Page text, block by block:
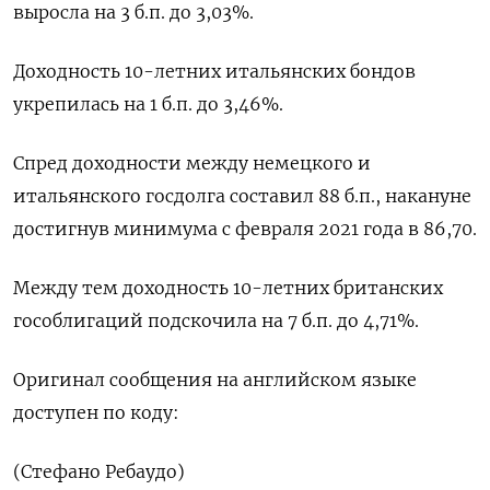
выросла на 3 б.п. до 3,03%.
Доходность 10-летних итальянских бондов
укрепилась на 1 б.п. до 3,46%.
Спред доходности между немецкого и
итальянского госдолга составил 88 б.п., накануне
достигнув минимума с февраля 2021 года в 86,70.
Между тем доходность 10-летних британских
гособлигаций подскочила на 7 б.п. до 4,71%.
Оригинал сообщения на английском языке
доступен по коду:
(Стефано Ребаудо)